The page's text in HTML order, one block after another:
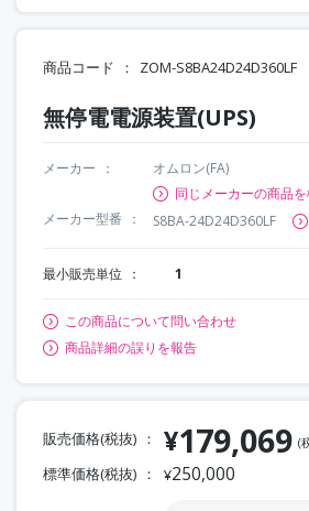
商品コード ZOM-S8BA24D24D360LF
無停電電源装置(UPS)
メーカー
オムロン(FA)
同じメーカーの商品
メーカー型番
S8BA-24D24D360LF
最小販売単位 1
この商品について問い合わせ
商品詳細の誤りを報告
販売価格(税抜) ¥179,069 (
標準価格(税抜) ¥250,000